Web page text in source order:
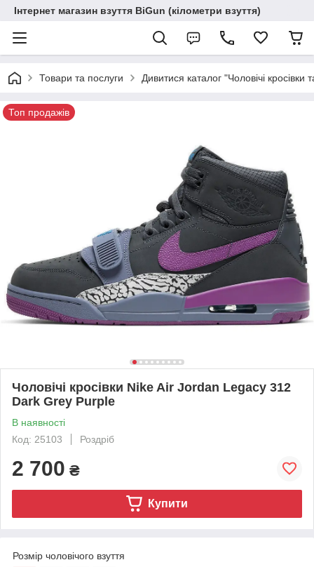
Інтернет магазин взуття BiGun (кілометри взуття)
Товари та послуги Дивитися каталог "Чоловічі кросівки
Топ продажів
Чоловічі кросівки Nike Air Jordan Legacy 312
Dark Grey Purple
В наявності
Код: 25103
Роздріб
2 700 ₴
Купити
Розмір чоловічого взуття